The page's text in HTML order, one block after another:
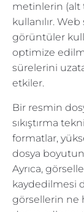
metinlerin (alt
kullanılır.
görüntüler
optimize
sürelerini
etkiler.
Bir resmin
sıkıştırma
formatlar,
dosya
Ayrıca,
kaydedilmesi
görsellerin ne